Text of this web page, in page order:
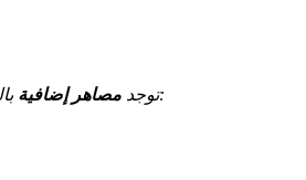
توجد مصاهر إضافية بالقرب من بطارية السيارة: